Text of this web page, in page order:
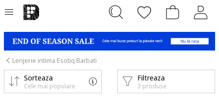
Lenjerie intima Esotiq Barbati
Filtreaza
3 produse
Sorteaza
Cele mai populare